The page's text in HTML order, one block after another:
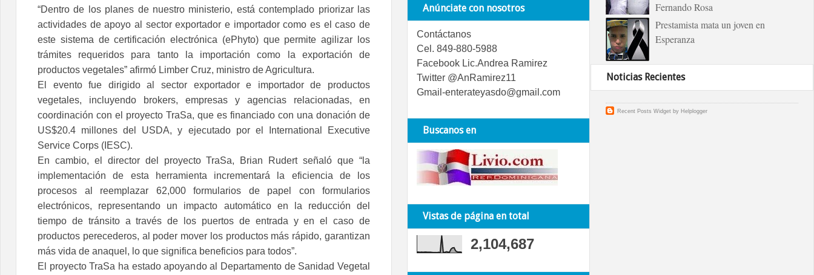
“Dentro de los planes de nuestro ministerio, está contemplado priorizar las
actividades de apoyo al sector exportador e importador como es el caso de
este sistema de certificación electrónica (ePhyto) que permite agilizar los
trámites requeridos para tanto la importación como la exportación de
productos vegetales” afirmó Limber Cruz, ministro de Agricultura.
El evento fue dirigido al sector exportador e importador de productos
vegetales, incluyendo brokers, empresas y agencias relacionadas, en
coordinación con el proyecto TraSa, que es financiado con una donación de
US$20.4 millones del USDA, y ejecutado por el International Executive
Service Corps (IESC).
En cambio, el director del proyecto TraSa, Brian Rudert señaló que “la
implementación de esta herramienta incrementará la eficiencia de los
procesos al reemplazar 62,000 formularios de papel con formularios
electrónicos, representando un impacto automático en la reducción del
tiempo de tránsito a través de los puertos de entrada y en el caso de
productos perecederos, al poder mover los productos más rápido, garantizan
más vida de anaquel, lo que significa beneficios para todos”.
El proyecto TraSa ha estado apoyando al Departamento de Sanidad Vegetal
Anúnciate con nosotros
Contáctanos
Cel. 849-880-5988
Facebook Lic.Andrea Ramirez
Twitter @AnRamirez11
Gmail-enterateyasdo@gmail.com
Buscanos en
Vistas de página en total
2,104,687
Fernando Rosa
Prestamista mata un joven en
Esperanza
Noticias Recientes
Recent Posts Widgetby Helplogger